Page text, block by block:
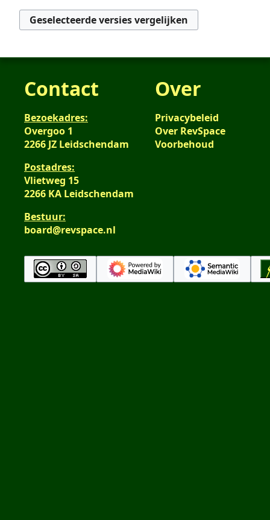
Contact
Bezoekadres:
Overgoo 1
2266 JZ Leidschendam
Postadres:
Vlietweg 15
2266 KA Leidschendam
Bestuur:
board@revspace.nl
Over
Privacybeleid
Over RevSpace
Voorbehoud